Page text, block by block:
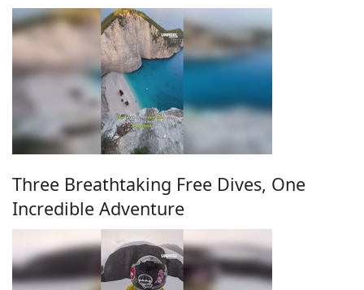
Three Breathtaking Free Dives, One
Incredible Adventure